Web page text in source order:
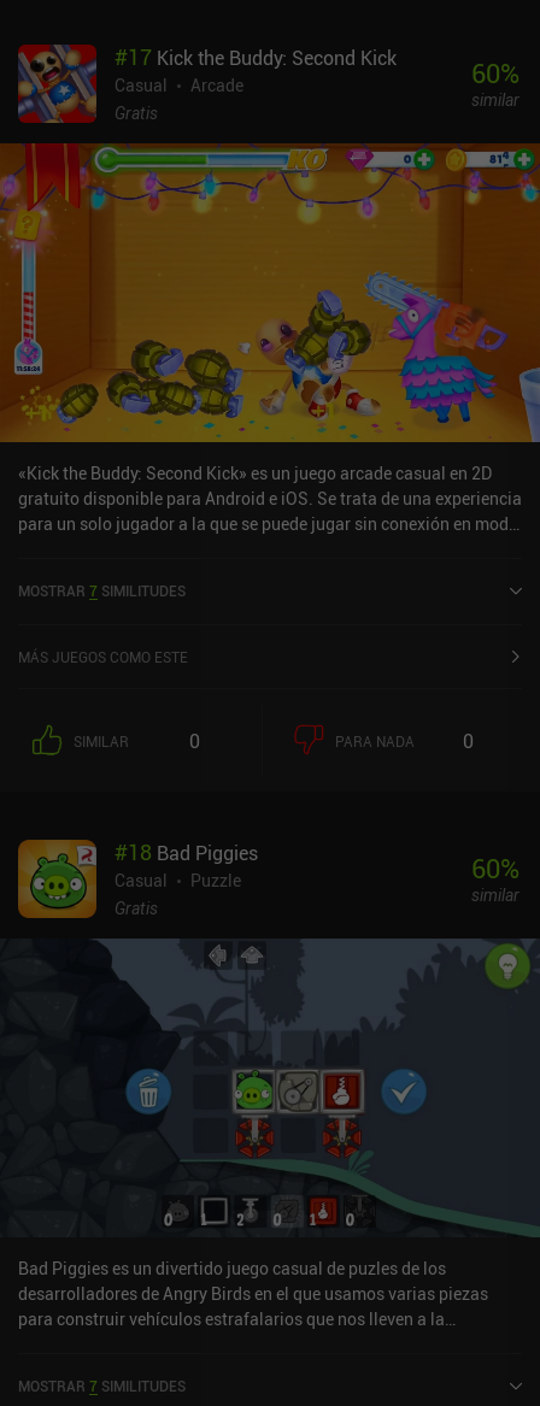
#17 Kick the Buddy: Second Kick
Casual
Arcade
Gratis
60%
similar
«Kick the Buddy: Second Kick» es un juego arcade casual en 2D
gratuito disponible para Android e iOS. Se trata de una experiencia
para un solo jugador a la que se puede jugar sin conexión en modo
en Google Play y de 4,6 sobre 5,0 en la App Store de iOS.
MOSTRAR 7 SIMILITUDES
MÁS JUEGOS COMO ESTE
SIMILAR 0 PARA NADA 0
#18 Bad Piggies
Casual
Puzzle
Gratis
60%
similar
Bad Piggies es un divertido juego casual de puzles de los
desarrolladores de Angry Birds en el que usamos varias piezas
para construir vehículos estrafalarios que nos lleven a la
construir el mejor vehículo posible, colocar en él a nuestro cerdo de
MOSTRAR 7 SIMILITUDES